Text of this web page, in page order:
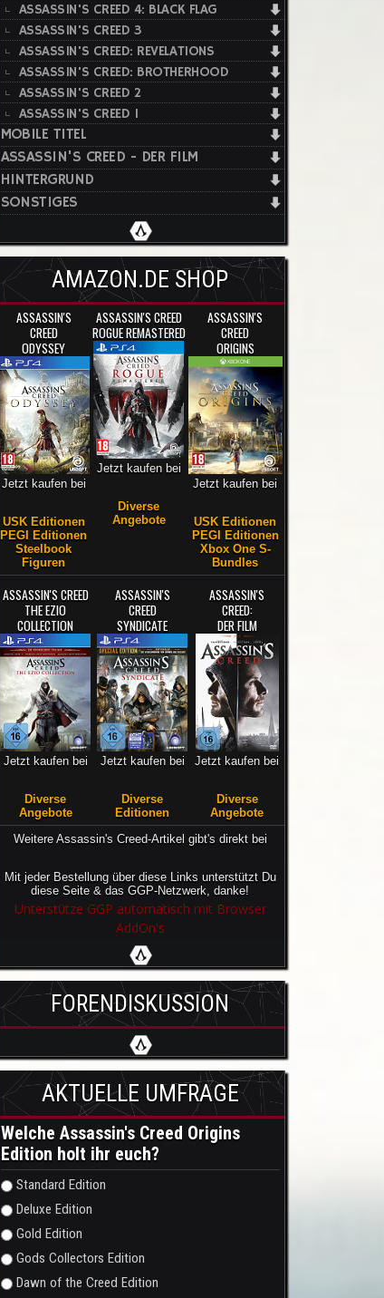
ASSASSIN'S CREED 4: BLACK FLAG
ASSASSIN'S CREED 3
ASSASSIN'S CREED: REVELATIONS
ASSASSIN'S CREED: BROTHERHOOD
ASSASSIN'S CREED 2
ASSASSIN'S CREED 1
MOBILE TITEL
ASSASSIN'S CREED - DER FILM
HINTERGRUND
SONSTIGES
AMAZON.DE SHOP
ASSASSIN'S
CREED
ODYSSEY
Jetzt kaufen bei
USK Editionen
PEGI Editionen
Steelbook
Figuren
ASSASSIN'S CREED
ROGUE REMASTERED
Jetzt kaufen bei
Diverse
Angebote
ASSASSIN'S
CREED
ORIGINS
Jetzt kaufen bei
USK Editionen
PEGI Editionen
Xbox One S-
Bundles
ASSASSIN'S CREED
THE EZIO
COLLECTION
Jetzt kaufen bei
Diverse
Angebote
ASSASSIN'S
CREED
SYNDICATE
Jetzt kaufen bei
Diverse
Editionen
ASSASSIN'S
CREED:
DER FILM
Jetzt kaufen bei
Diverse
Angebote
Weitere Assassin's Creed-Artikel gibt's direkt bei
Mit jeder Bestellung über diese Links unterstützt Du
diese Seite & das GGP-Netzwerk, danke!
Unterstütze GGP automatisch mit Browser
AddOn's
FORENDISKUSSION
AKTUELLE UMFRAGE
Welche Assassin's Creed Origins
Edition holt ihr euch?
Auswahlmöglichkeiten
Standard Edition
Deluxe Edition
Gold Edition
Gods Collectors Edition
Dawn of the Creed Edition